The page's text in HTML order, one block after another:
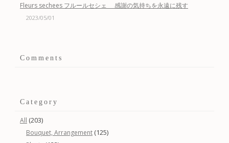
Fleurs sechees フルールセシェ 感謝の気持ちを永遠に残す
2023/05/01
Comments
Category
All (203)
Bouquet, Arrangement (125)